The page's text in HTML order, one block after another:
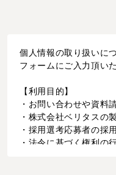
個人情報の取り扱いに
フォームにご入力頂い
【利用目的】
・お問い合わせや資料
・株式会社ベリタスの
・採用選考応募者の採
・法令に基づく権利の